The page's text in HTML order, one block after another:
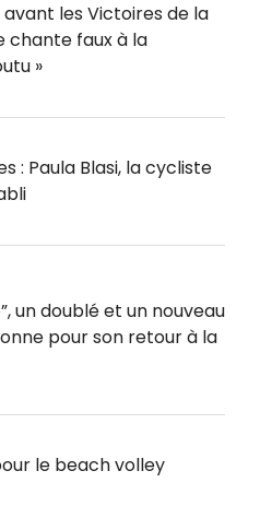
avant les Victoires de la
chante faux à la
»
: Paula Blasi, la cycliste
un doublé et un nouveau
pour son retour à la
le beach volley